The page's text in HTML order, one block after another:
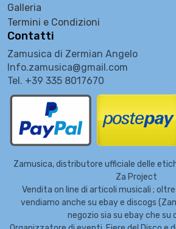
Galleria
Termini e Condizioni
Contatti
Zamusica di Zermian Angelo
Info.zamusica@gmail.com
Tel. +39 335 8017670
Zamusica, distributore ufficiale delle
Za Project
Vendita on line di articoli musicali ;
vendiamo anche su ebay e discogs
negozio sia su ebay che su